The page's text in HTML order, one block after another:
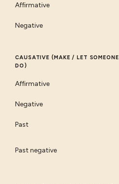
Affirmative
Negative
CAUSATIVE (MAKE / LET SOMEONE
DO)
Affirmative
Negative
Past
Past negative